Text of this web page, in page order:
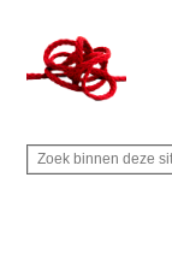
naar
de
inhoud
secondary
naar
de
sidebar
naar
de
Rechts
Z
Z